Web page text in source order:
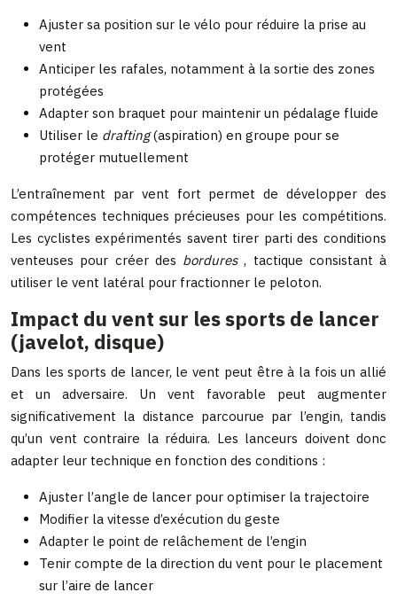
Ajuster sa position sur le vélo pour réduire la prise au
vent
Anticiper les rafales, notamment à la sortie des zones
protégées
Adapter son braquet pour maintenir un pédalage fluide
Utiliser le drafting(aspiration) en groupe pour se
protéger mutuellement
L’entraînement par vent fort permet de développer des
compétences techniques précieuses pour les compétitions.
Les cyclistes expérimentés savent tirer parti des conditions
venteuses pour créer des bordures, tactique consistant à
utiliser le vent latéral pour fractionner le peloton.
Impact du vent sur les sports de lancer
(javelot, disque)
Dans les sports de lancer, le vent peut être à la fois un allié
et un adversaire. Un vent favorable peut augmenter
significativement la distance parcourue par l’engin, tandis
qu’un vent contraire la réduira. Les lanceurs doivent donc
adapter leur technique en fonction des conditions :
Ajuster l’angle de lancer pour optimiser la trajectoire
Modifier la vitesse d’exécution du geste
Adapter le point de relâchement de l’engin
Tenir compte de la direction du vent pour le placement
sur l’aire de lancer